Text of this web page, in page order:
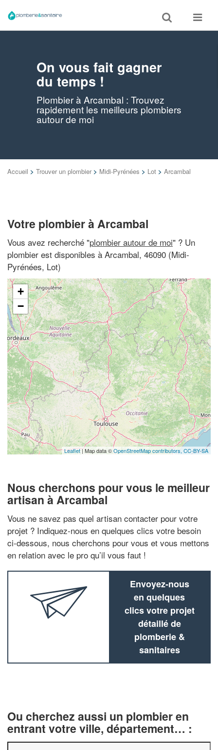
Toggle
search
Toggle
On vous fait gagner
du temps !
Plombier à Arcambal : Trouvez
rapidement les meilleurs plombiers
autour de moi
Accueil > Trouver un plombier > Midi-Pyrénées > Lot > Arcambal
Votre plombier à Arcambal
Vous avez recherché "plombier autour de moi" ? Un
plombier est disponibles à Arcambal, 46090 (Midi-
Pyrénées, Lot)
+
−
Leaflet| Map data ©OpenStreetMap contributors, CC-BY-SA
Nous cherchons pour vous le meilleur
artisan à Arcambal
Vous ne savez pas quel artisan contacter pour votre
projet ? Indiquez-nous en quelques clics votre besoin
ci-dessous, nous cherchons pour vous et vous mettons
en relation avec le pro qu’il vous faut !
Envoyez-nous
en quelques
clics votre projet
détaillé de
plomberie &
sanitaires
Ou cherchez aussi un plombier en
entrant votre ville, département… :